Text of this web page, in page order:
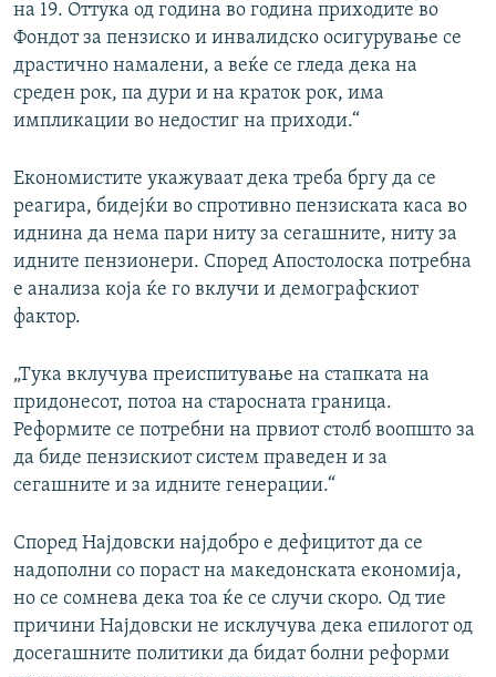
на 19. Оттука од година во година приходите во
Фондот за пензиско и инвалидско осигурување се
драстично намалени, а веќе се гледа дека на
среден рок, па дури и на краток рок, има
импликации во недостиг на приходи.“
Економистите укажуваат дека треба бргу да се
реагира, бидејќи во спротивно пензиската каса во
иднина да нема пари ниту за сегашните, ниту за
идните пензионери. Според Апостолоска потребна
е анализа која ќе го вклучи и демографскиот
фактор.
„Тука вклучува преиспитување на стапката на
придонесот, потоа на старосната граница.
Реформите се потребни на првиот столб воопшто за
да биде пензискиот систем праведен и за
сегашните и за идните генерации.“
Според Најдовски најдобро е дефицитот да се
надополни со пораст на македонската економија,
но се сомнева дека тоа ќе се случи скоро. Од тие
причини Најдовски не исклучува дека епилогот од
досегашните политики да бидат болни реформи